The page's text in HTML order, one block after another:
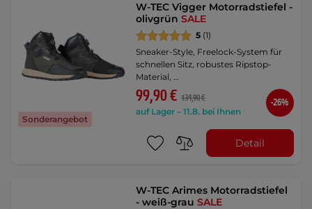
Sonderangebot
W-TEC Vigger Motorradstiefel -
olivgrünSALE
5 (1)
Sneaker-Style, Freelock-System für
schnellen Sitz, robustes Ripstop-
Material, …
99,90 € 134,90 €
auf Lager – 11.8. bei Ihnen
-26%
Detail
W-TEC Arimes Motorradstiefel
- weiß-grauSALE